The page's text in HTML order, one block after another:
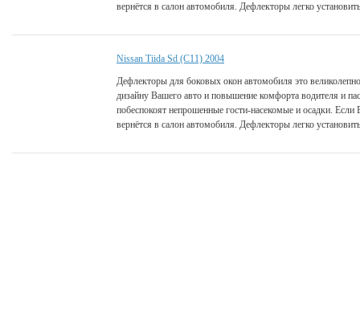
вернётся в салон автомобиля. Дефлекторы легко
Nissan Tiida Sd (C11) 2004
Дефлекторы для боковых окон автомобиля это
дизайну Вашего авто и повышение комфорта водителя и
побеспокоят непрошенные гости-насекомые и осадки.
вернётся в салон автомобиля. Дефлекторы легко